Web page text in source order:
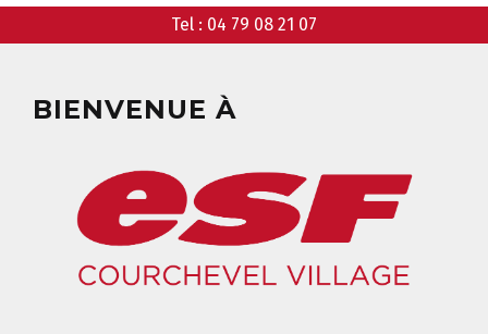
CONSIGNES
DÉPART DES COURS
LIEUX DE RASSEMBLEMENTS
COURS PRIVÉ MATIN
À PARTIR DE 400€
Tel : 04 79 08 21 07
BIENVENUE À